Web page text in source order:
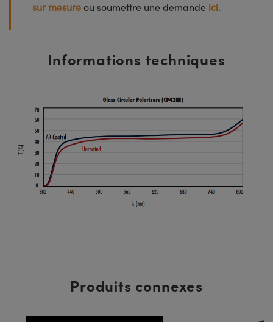
sur mesure ou soumettre une demande ici.
Informations techniques
Produits connexes